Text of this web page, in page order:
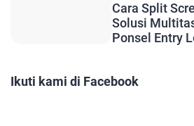
Cara Split
Solusi
Ponsel Entry
Ikuti kami di Facebook